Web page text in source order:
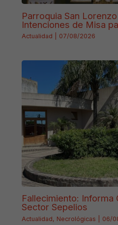
Parroquia San
Intenciones de Misa
Actualidad 07/08/2026
Fallecimiento: Informa
Sector Sepelios
Actualidad, Necrológicas 06/